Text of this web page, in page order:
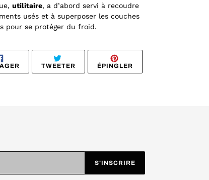
utilitaire, a d’abord servi à recoudre
usés et à superposer les couches
pour se protéger du froid.
PARTAGER
SUR
TWEETER TWEETER
SUR
ÉPINGLERÉPINGLER
SUR
S'INSCRIRE